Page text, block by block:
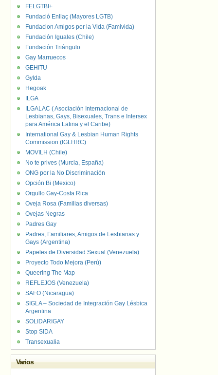
FELGTBI+
Fundació Enllaç (Mayores LGTB)
Fundacion Amigos por la Vida (Famivida)
Fundación Iguales (Chile)
Fundación Triángulo
Gay Marruecos
GEHITU
Gylda
Hegoak
ILGA
ILGALAC ( Asociación Internacional de
Lesbianas, Gays, Bisexuales, Trans e Intersex
para América Latina y el Caribe)
International Gay & Lesbian Human Rights
Commission (IGLHRC)
MOVILH (Chile)
No te prives (Murcia, España)
ONG por la No Discriminación
Opción Bi (Mexico)
Orgullo Gay-Costa Rica
Oveja Rosa (Familias diversas)
Ovejas Negras
Padres Gay
Padres, Familiares, Amigos de Lesbianas y
Gays (Argentina)
Papeles de Diversidad Sexual (Venezuela)
Proyecto Todo Mejora (Perú)
Queering The Map
REFLEJOS (Venezuela)
SAFO (Nicaragua)
SIGLA – Sociedad de Integración Gay Lésbica
Argentina
SOLIDARIGAY
Stop SIDA
Transexualia
Varios